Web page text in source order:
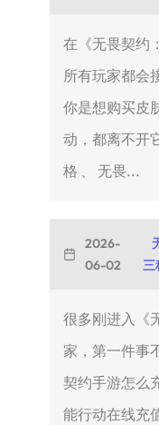
在《无畏契约
所有玩家都会
你是想购买皮
动，都离不开
格 、 无畏...
2026-
06-02
三
很多刚进入《
家，第一件事
契约手游怎么
能行动在线充